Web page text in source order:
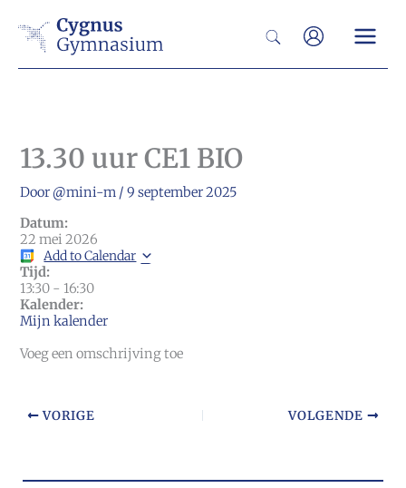
naar
Zoeken
13.30 uur CE1 BIO
Door @mini-m /9 september 2025
Datum:
22 mei 2026
Add to Calendar
Tijd:
13:30 - 16:30
Kalender:
Mijn kalender
Voeg een omschrijving toe
VORIGE VOLGENDE